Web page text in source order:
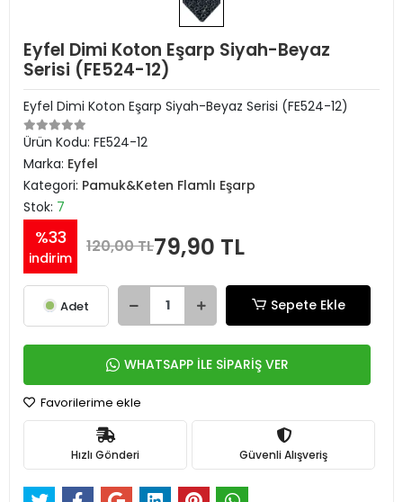
Eyfel Dimi Koton Eşarp Siyah-Beyaz
Serisi (FE524-12)
Eyfel Dimi Koton Eşarp Siyah-Beyaz Serisi (FE524-12)
Ürün Kodu: FE524-12
Marka: Eyfel
Kategori: Pamuk&Keten Flamlı Eşarp
Stok: 7
%33
indirim
120,00 TL79,90 TL
Adet Sepete Ekle
WHATSAPP İLE SİPARİŞ VER
Favorilerime ekle
Hızlı Gönderi Güvenli Alışveriş